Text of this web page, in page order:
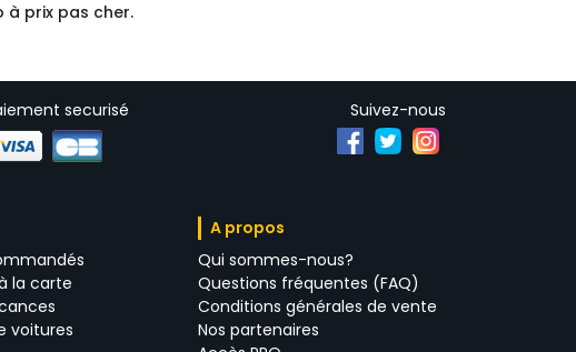
à prix pas cher.
securisé Suivez-nous
la carte
voitures
A propos
Qui sommes-nous?
Questions fréquentes (FAQ)
Conditions générales de vente
Nos partenaires